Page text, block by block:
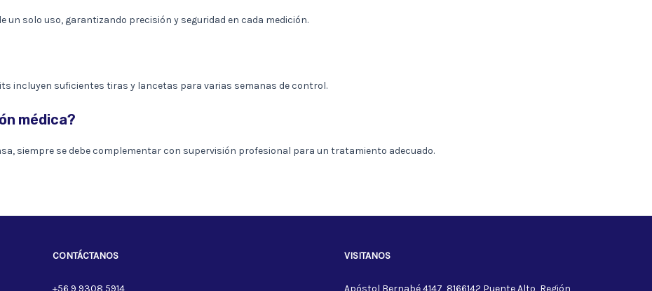
un solo uso, garantizando precisión y seguridad en cada medición.
incluyen suficientes tiras y lancetas para varias semanas de control.
médica?
siempre se debe complementar con supervisión profesional para un tratamiento adecuado.
CONTÁCTANOS VISITANOS